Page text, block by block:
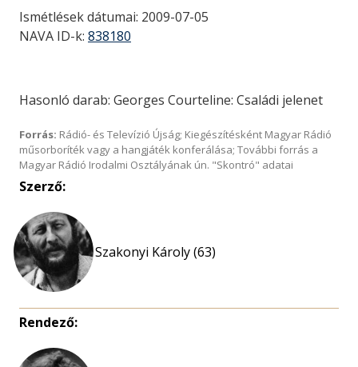
Ismétlések dátumai: 2009-07-05
NAVA ID-k: 838180
Hasonló darab: Georges Courteline: Családi jelenet
Forrás: Rádió- és Televízió Újság; Kiegészítésként Magyar Rádió
műsorboríték vagy a hangjáték konferálása; További forrás a
Magyar Rádió Irodalmi Osztályának ún. "Skontró" adatai
Szerző:
Szakonyi Károly (63)
Rendező: